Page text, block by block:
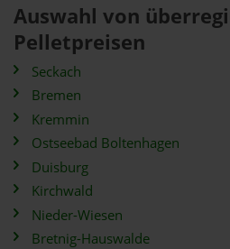
Auswahl von
Pelletpreisen
Seckach
Bremen
Kremmin
Ostseebad Boltenhagen
Duisburg
Kirchwald
Nieder-Wiesen
Bretnig-Hauswalde